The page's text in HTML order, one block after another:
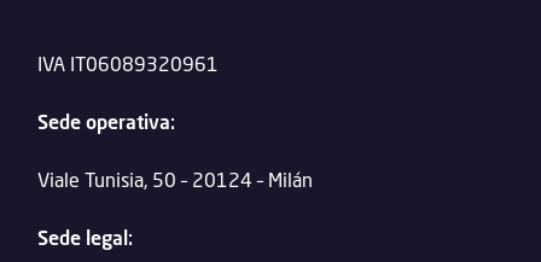
IVA IT06089320961
Sede operativa:
Viale Tunisia, 50 – 20124 – Milán
Sede legal: